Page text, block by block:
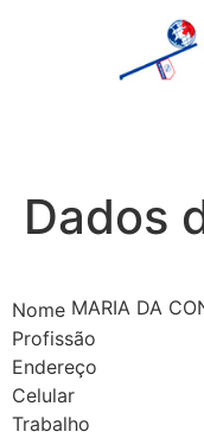
Dados
Nome MARIA DA
Profissão
Endereço
Celular
Trabalho